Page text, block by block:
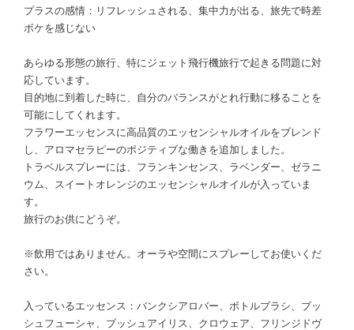
プラスの感情：リフレッシュされる、集中力が出る、旅先で時差
ボケを感じない
あらゆる形態の旅行、特にジェット飛行機旅行で起きる問題に対
応しています。
目的地に到着した時に、自分のバランスがとれ行動に移ることを
可能にしてくれます。
フラワーエッセンスに高品質のエッセンシャルオイルをブレンド
し、アロマセラピーのポジティブな働きを追加しました。
トラベルスプレーには、フランキンセンス、ラベンダー、ゼラニ
ウム、スイートオレンジのエッセンシャルオイルが入っていま
す。
旅行のお供にどうぞ。
※飲用ではありません。オーラや空間にスプレーしてお使いくだ
さい。
入っているエッセンス：バンクシアロバー、ボトルブラシ、ブッ
シュフューシャ、ブッシュアイリス、クロウェア、フリンジドヴ